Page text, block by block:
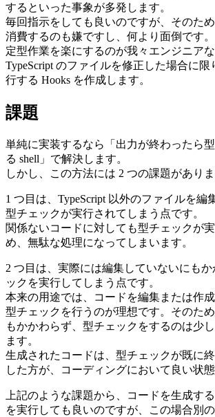
するといった事象が多発します。
毎回指示をしても良いのですが、そのた
消費するのも嫌ですし、何より面倒です。
定型作業を楽にするのが我々エンジニア
TypeScript のファイルを修正した場合に
行する Hooks を作成します。
課題
単純に実装するなら「出力が終わったら
る shell」で解決します。
しかし、この方法には 2 つの課題がありま
1 つ目は、TypeScript 以外のファイルを編
型チェックが実行されてしまう点です。
関係ないコードに対しても型チェックが
め、無駄な処理になってしまいます。
2 つ目は、実際には編集していないにも
ックを実行してしまう点です。
本来の用途では、コードを編集または作
型チェックを行うのが理想です。そのた
もかかわらず、型チェックをするのは少
ます。
生成されたコードは、型チェックが既に
した方が、コーディングにおいて良い状態
上記のような課題から、コードを生成す
を実行しても良いのですが、この場合別